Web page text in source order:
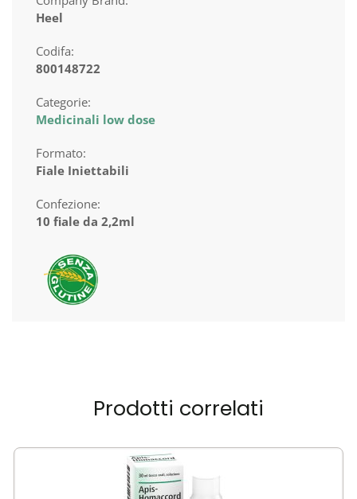
Heel
Codifa:
800148722
Categorie:
Medicinali low dose
Formato:
Fiale Iniettabili
Confezione:
10 fiale da 2,2ml
Prodotti correlati